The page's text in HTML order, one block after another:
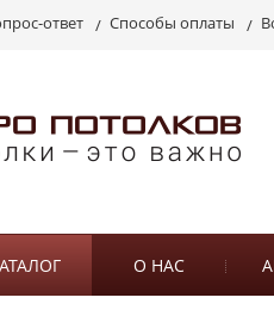
ответ Способы оплаты
О НАС